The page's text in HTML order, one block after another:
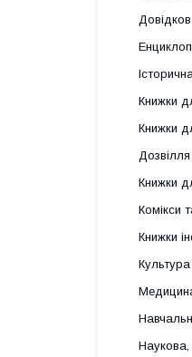
Книжки
Книжки
Дозвілля
Книжки
Комікси
Книжки
Культура